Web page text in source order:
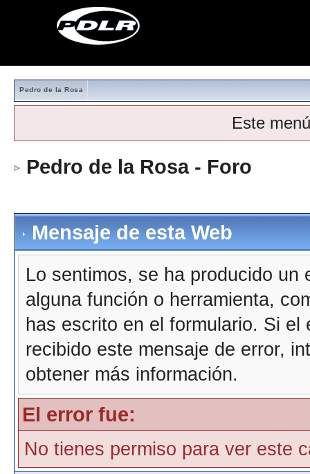
Pedro de la Rosa
Este
Pedro de la Rosa - Foro
Mensaje de esta Web
Lo sentimos, se ha producido
alguna función o herramienta,
has escrito en el formulario. Si
recibido este mensaje de error,
obtener más información.
El error fue:
No tienes permiso para ver este